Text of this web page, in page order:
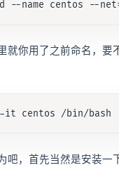
就你用了之前命名，要
吧，首先当然是安装一